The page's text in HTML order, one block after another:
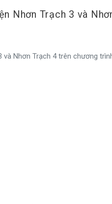
Nhơn Trạch 3 và
Nhơn Trạch 4 trên chương